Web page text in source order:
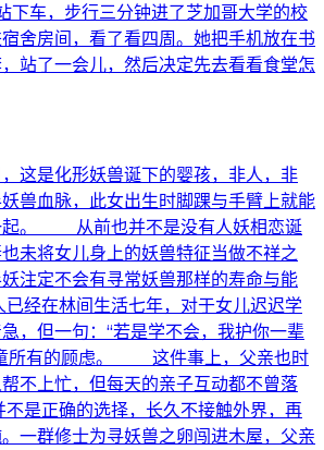
车，步行三分钟进了芝加哥大学的校
舍房间，看了看四周。她把手机放在书
站了一会儿，然后决定先去看看食堂怎
是化形妖兽诞下的婴孩，非人，非
兽血脉，此女出生时脚踝与手臂上就能
起。 从前也并不是没有人妖相恋诞
未将女儿身上的妖兽特征当做不祥之
注定不会有寻常妖兽那样的寿命与能
在林间生活七年，对于女儿迟迟学
，但一句：“若是学不会，我护你一辈
所有的顾虑。 这件事上，父亲也时
不上忙，但每天的亲子互动都不曾落
正确的选择，长久不接触外界，再
一群修士为寻妖兽之卵闯进木屋，父亲